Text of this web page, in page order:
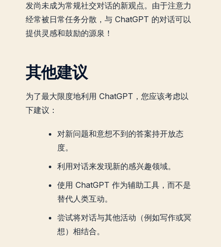
发尚未成为常规社交对话的新观点。由于注意力
经常被日常任务分散，与 ChatGPT 的对话可以
提供灵感和鼓励的源泉！
其他建议
为了最大限度地利用 ChatGPT，您应该考虑以
下建议：
对新问题和意想不到的答案持开放态
度。
利用对话来发现新的感兴趣领域。
使用 ChatGPT 作为辅助工具，而不是
替代人类互动。
尝试将对话与其他活动（例如写作或冥
想）相结合。